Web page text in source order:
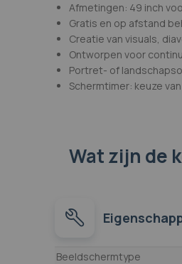
Afmetingen: 49 inch
Gratis en op afstand
Creatie van visuals,
Ontworpen voor
Portret- of
Schermtimer: keuze
Wat zijn de
Eigenschappen
Beeldschermtype